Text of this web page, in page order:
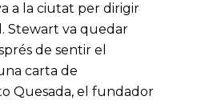
a la ciutat per dirigir
Stewart va quedar
de sentir el
carta de
Quesada, el fundador